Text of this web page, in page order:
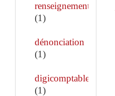
renseignements
(1)
dénonciation
(1)
digicomptable
(1)